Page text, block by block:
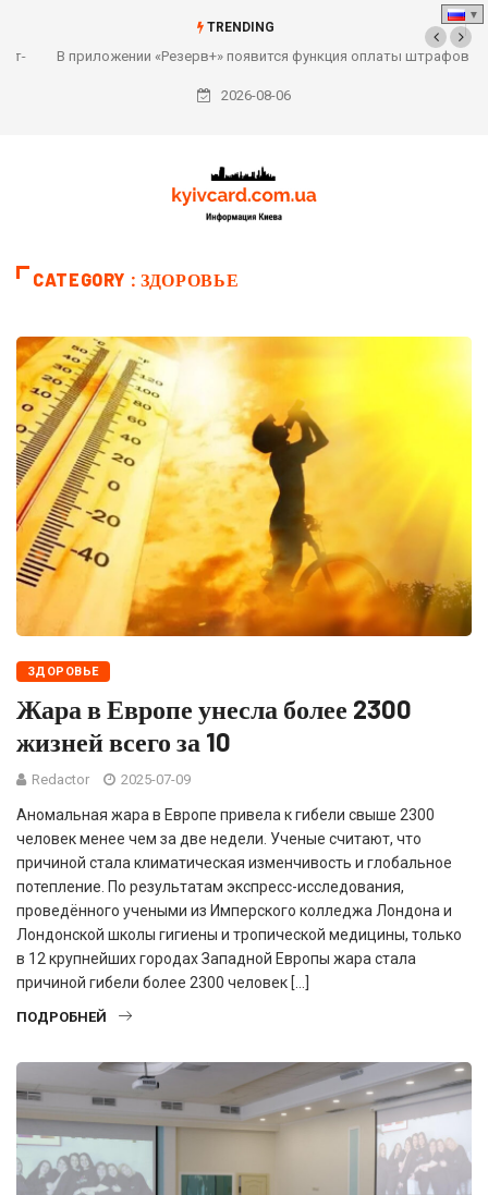
TRENDING
В приложении «Резерв+» появится функция оплаты штрафов за
неявку в ТЦК
2026-08-06
CATEGORY : ЗДОРОВЬЕ
ЗДОРОВЬЕ
Жара в Европе унесла более 2300
жизней всего за 10
Redactor 2025-07-09
Аномальная жара в Европе привела к гибели свыше 2300
человек менее чем за две недели. Ученые считают, что
причиной стала климатическая изменчивость и глобальное
потепление. По результатам экспресс-исследования,
проведённого учеными из Имперского колледжа Лондона и
Лондонской школы гигиены и тропической медицины, только
в 12 крупнейших городах Западной Европы жара стала
причиной гибели более 2300 человек […]
ПОДРОБНЕЙ